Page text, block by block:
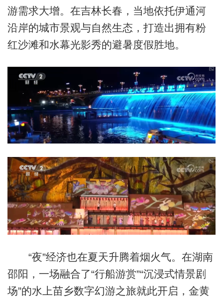
游需求大增。在吉林长春，当地依托伊通河
沿岸的城市景观与自然生态，打造出拥有粉
红沙滩和水幕光影秀的避暑度假胜地。
“夜”经济也在夏天升腾着烟火气。在湖南
邵阳，一场融合了“行船游赏”“沉浸式情景剧
场”的水上苗乡数字幻游之旅就此开启，金黄